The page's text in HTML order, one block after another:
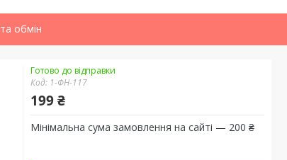
обмін
Готово до відправки
Код: 1-ФН-117
199 ₴
Мінімальна сума замовлення на сайті — 200 ₴